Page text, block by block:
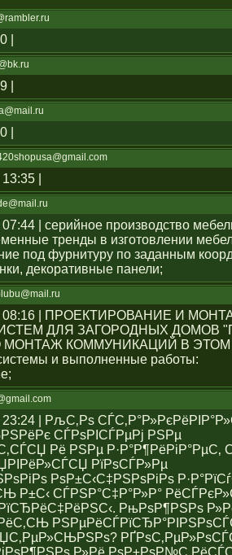
|
|
|
|
| серийное производство
тренды в изготовлении
под фурнитуру по заданным
декоративные панели;
- 08:16 | ПРОЕКТИРОВАНИЕ И
ДЛЯ ЗАГОРОДНЫХ ДОМОВ
МОНТАЖ КОММУНИКАЦИЙ В
и выполненные работы:
23:24 | РљС‚Рѕ
СЃРѕРІСЃРµРј РЅРµ
Рё РЅРµ Р·Р°Р¶РёРіР°РµС‚
РїРѕСЃР»Рµ
РѕР±С‹С‡РЅРѕРіРѕ
Р±С‹ СЃРЅР°С‡Р°Р»Р°
РњРѕР¶РЅРѕ
Р»Рё